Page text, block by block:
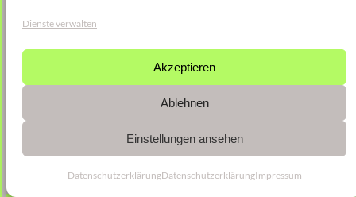
Dienste verwalten
Akzeptieren
Ablehnen
Einstellungen ansehen
DatenschutzerklärungDatenschutzerklärungImpressum